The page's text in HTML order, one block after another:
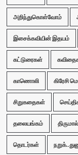
அறிந்துகொள்வோம்
இசைக்கவியின் இதயம்
கட்டுரைகள்
காணொலி கிரேசி
சிறுகதைகள்
தலையங்கம்
தொடர்கள்